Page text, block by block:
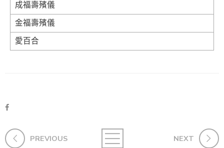
成福壽殯儀
金福壽殯儀
愛百合
PREVIOUS NEXT